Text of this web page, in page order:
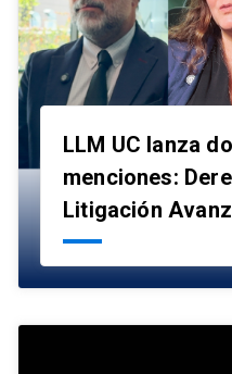
LLM UC lanza
menciones:
Litigación